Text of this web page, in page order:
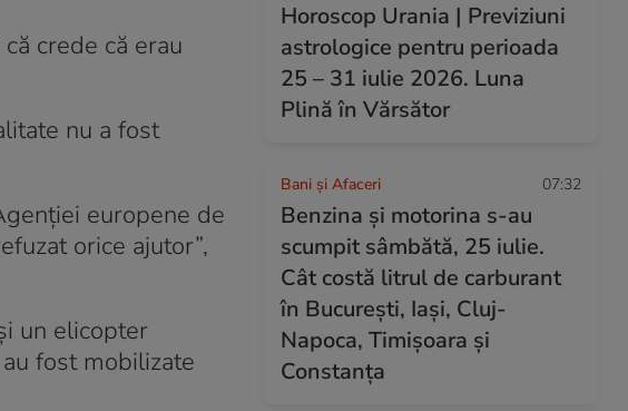
crede că erau
nu a fost
europene de
orice ajutor”,
un elicopter
fost mobilizate
Horoscop Urania | Previziuni
astrologice pentru perioada
25 – 31 iulie 2026. Luna
Plină în Vărsător
Bani și Afaceri 07:32
Benzina și motorina s-au
scumpit sâmbătă, 25 iulie.
Cât costă litrul de carburant
în București, Iași, Cluj-
Napoca, Timișoara și
Constanța